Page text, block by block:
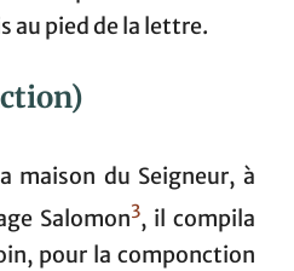
au pied de la lettre.
maison du Seigneur, à
Salomon3, il compila
pour la componction